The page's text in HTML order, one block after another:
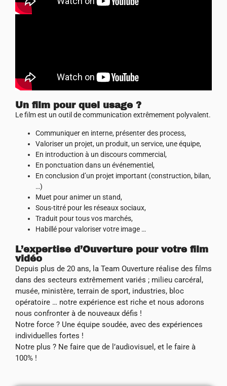
Un film pour quel usage ?
Le film est un outil de communication extrêmement polyvalent.
Communiquer en interne, présenter des process,
Valoriser un projet, un produit, un service, une équipe,
En introduction à un discours commercial,
En ponctuation dans un événementiel,
En conclusion d’un projet important (construction, bilan,
…)
Muet pour animer un stand,
Sous-titré pour les réseaux sociaux,
Traduit pour tous vos marchés,
Habillé pour valoriser votre image …
L’expertise d’Ouverture pour votre film
vidéo
Depuis plus de 20 ans, la Team Ouverture réalise des films
dans des secteurs extrêmement variés ; milieu carcéral,
musée, ministère, terrain de sport, industries, bloc
opératoire … notre expérience est riche et nous adorons
nous confronter à de nouveaux défis !
Notre force ? Une équipe soudée, avec des expériences
individuelles fortes !
Notre plus ? Ne faire que de l’audiovisuel, et le faire à
100% !